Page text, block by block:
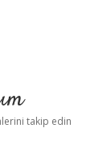
takip edin